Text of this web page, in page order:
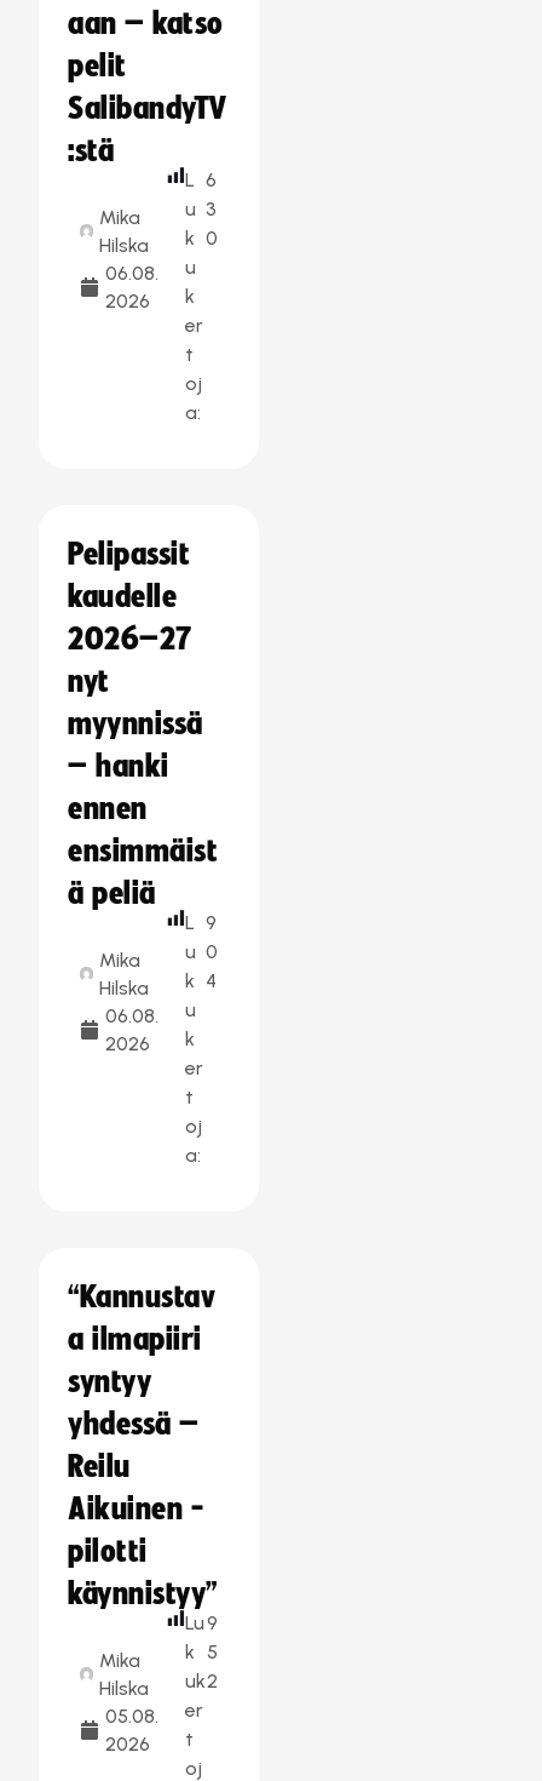
aan – katso
pelit
SalibandyTV
:stä
Mika
Hilska
06.08.
2026
L
u
k
u
k
er
t
oj
a:
6
3
0
Pelipassit
kaudelle
2026–27
nyt
myynnissä
– hanki
ennen
ensimmäist
ä peliä
Mika
Hilska
06.08.
2026
L
u
k
u
k
er
t
oj
a:
9
0
4
“Kannustav
a ilmapiiri
syntyy
yhdessä –
Reilu
Aikuinen -
pilotti
käynnistyy”
Mika
Hilska
05.08.
2026
Lu
k
uk
er
t
oj
9
5
2